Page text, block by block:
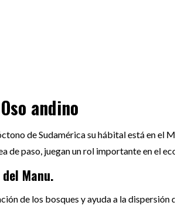
Oso andino
de Sudamérica su hábital está en el
de paso, juegan un rol importante en el
del Manu.
de los bosques y ayuda a la dispersión